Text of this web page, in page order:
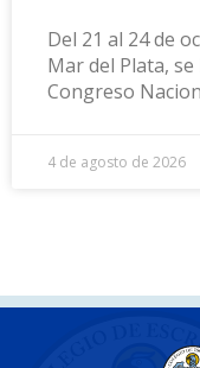
Del 21 al 24 de
Mar del Plata, se
Congreso
4 de agosto de 2026